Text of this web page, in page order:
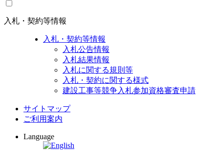
入札・契約等情報
入札・契約等情報
入札公告情報
入札結果情報
入札に関する規則等
入札・契約に関する様式
建設工事等競争入札参加資格審査申請
サイトマップ
ご利用案内
Language